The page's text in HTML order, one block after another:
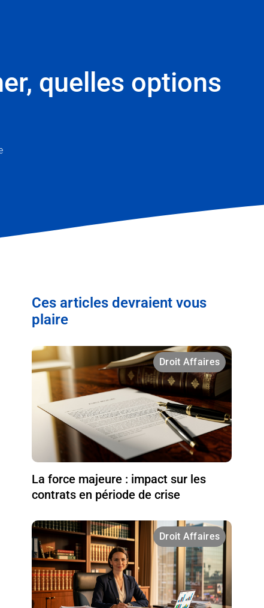
quelles options
Ces articles devraient vous
plaire
Droit Affaires
La force majeure : impact sur les
contrats en période de crise
Droit Affaires